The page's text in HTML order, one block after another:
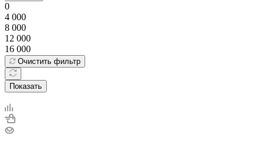
0
4 000
8 000
12 000
16 000
Очистить фильтр
Показать